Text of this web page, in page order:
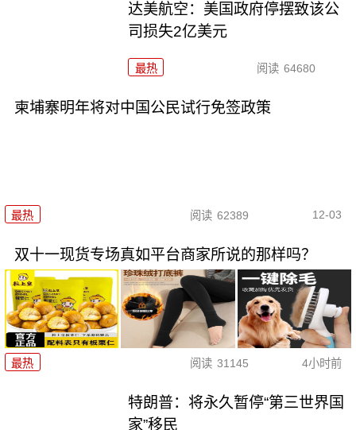
达美航空：美国政府停摆致该公
司损失2亿美元
最热 阅读 64680
柬埔寨明年将对中国公民试行免签政策
最热 阅读 62389 12-03
双十一现货专场真如平台商家所说的那样吗？
最热 阅读 31145 4小时前
特朗普：将永久暂停“第三世界国
家”移民